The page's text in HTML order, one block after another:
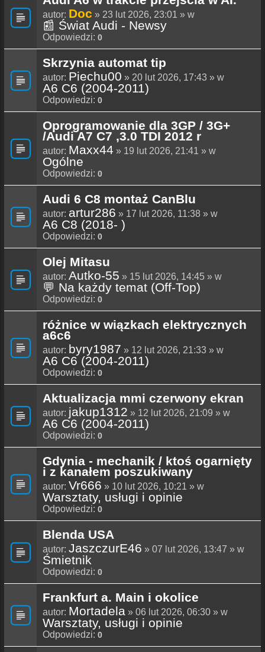
autor: Doc » 23 lut 2026, 23:01 » w
📰 Świat Audi - Newsy
Odpowiedzi: 0
Skrzynia automat tip
autor: Piechu00 » 20 lut 2026, 17:43 » w
A6 C6 (2004-2011)
Odpowiedzi: 0
Oprogramowanie dla 3GP / 3G+
/Audi A7 C7 ,3.0 TDI 2012 r
autor: Maxx44 » 19 lut 2026, 21:41 » w
Ogólne
Odpowiedzi: 0
Audi 6 C8 montaż CanBlu
autor: artur286 » 17 lut 2026, 11:38 » w
A6 C8 (2018- )
Odpowiedzi: 0
Olej Mitasu
autor: Autko-55 » 15 lut 2026, 14:45 » w
💬 Na każdy temat (Off-Top)
Odpowiedzi: 0
różnice w wiązkach elektrycznych
a6c6
autor: byry1987 » 12 lut 2026, 21:33 » w
A6 C6 (2004-2011)
Odpowiedzi: 0
Aktualizacja mmi czerwony ekran
autor: jakup1312 » 12 lut 2026, 21:09 » w
A6 C6 (2004-2011)
Odpowiedzi: 0
Gdynia - mechanik / ktoś ogarnięty
i z kanałem poszukiwany
autor: Vr666 » 10 lut 2026, 10:21 » w
Warsztaty, usługi i opinie
Odpowiedzi: 0
Blenda USA
autor: JaszczurE46 » 07 lut 2026, 13:47 » w
Śmietnik
Odpowiedzi: 0
Frankfurt a. Main i okolice
autor: Mortadela » 06 lut 2026, 06:30 » w
Warsztaty, usługi i opinie
Odpowiedzi: 0